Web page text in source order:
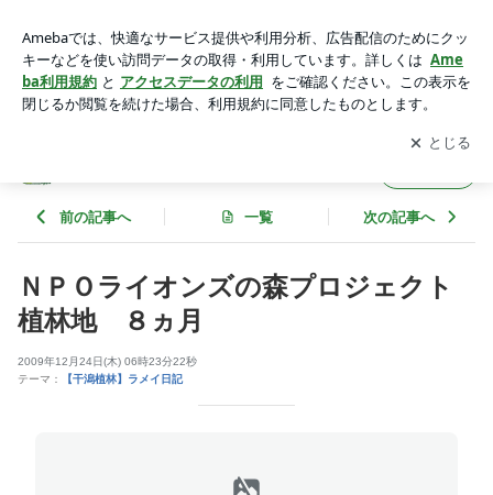
ングローブを!!FROMインドネシア
アプリをダウンロードして ブログの更新通知
を受け取りまし
ょう。
開く
前の記事へ 一覧 次の記事へ
ＮＰＯライオンズの森プロジェクト
植林地 ８ヵ月
2009年12月24日(木) 06時23分22秒
テーマ：
【干潟植林】ラメイ日記